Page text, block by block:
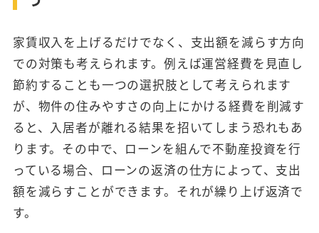
家賃収入を上げるだけでなく、支出額を減らす方向
での対策も考えられます。例えば運営経費を見直し
節約することも一つの選択肢として考えられます
が、物件の住みやすさの向上にかける経費を削減す
ると、入居者が離れる結果を招いてしまう恐れもあ
ります。その中で、ローンを組んで不動産投資を行
っている場合、ローンの返済の仕方によって、支出
額を減らすことができます。それが繰り上げ返済で
す。